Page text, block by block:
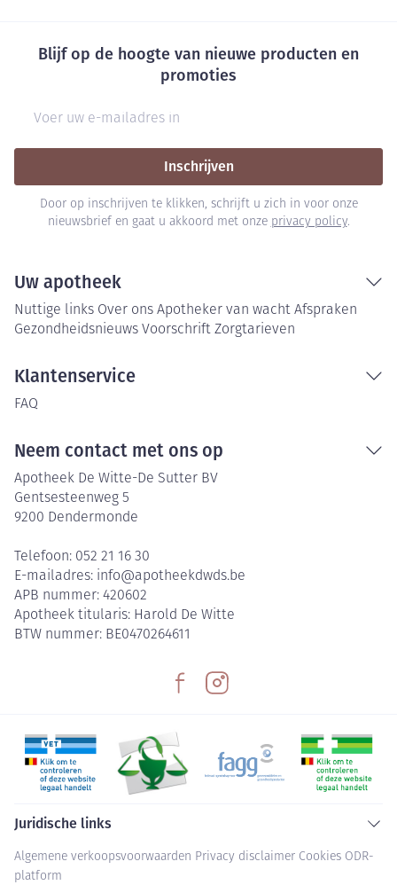
Blijf op de hoogte van nieuwe producten en
promoties
Inschrijven
Door op inschrijven te klikken, schrijft u zich in voor onze
nieuwsbrief en gaat u akkoord met onze privacy policy.
Uw apotheek
Nuttige links Over ons Apotheker van wacht Afspraken
Gezondheidsnieuws Voorschrift Zorgtarieven
Klantenservice
FAQ
Neem contact met ons op
Apotheek De Witte-De Sutter BV
Gentsesteenweg 5
9200 Dendermonde
Telefoon: 052 21 16 30
E-mailadres: info@apotheekdwds.be
APB nummer: 420602
Apotheek titularis: Harold De Witte
BTW nummer: BE0470264611
Juridische links
Algemene verkoopsvoorwaarden Privacy disclaimer Cookies ODR-
platform